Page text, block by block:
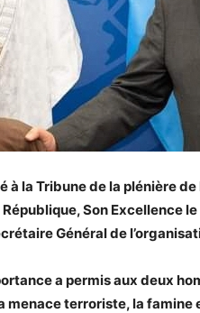
la Tribune de la plénière de
Son Excellence
Général de
a permis aux deux
terroriste, la famine